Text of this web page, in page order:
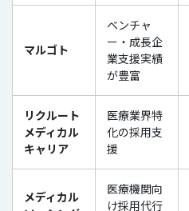
マルゴト
ベンチャ
ー・成長企
業支援実績
が豊富
リクルート
メディカル
キャリア
医療業界特
化の採用支
援
メディカル
医療機関向
け採用代行